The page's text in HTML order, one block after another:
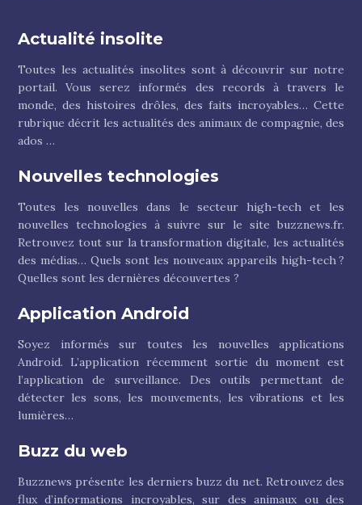
Actualité insolite
Toutes les actualités insolites sont à découvrir sur notre
portail. Vous serez informés des records à travers le
monde, des histoires drôles, des faits incroyables… Cette
rubrique décrit les actualités des animaux de compagnie, des
ados …
Nouvelles technologies
Toutes les nouvelles dans le secteur high-tech et les
nouvelles technologies à suivre sur le site buzznews.fr.
Retrouvez tout sur la transformation digitale, les actualités
des médias… Quels sont les nouveaux appareils high-tech ?
Quelles sont les dernières découvertes ?
Application Android
Soyez informés sur toutes les nouvelles applications
Android. L’application récemment sortie du moment est
l’application de surveillance. Des outils permettant de
détecter les sons, les mouvements, les vibrations et les
lumières…
Buzz du web
Buzznews présente les derniers buzz du net. Retrouvez des
flux d’informations incroyables, sur des animaux ou des